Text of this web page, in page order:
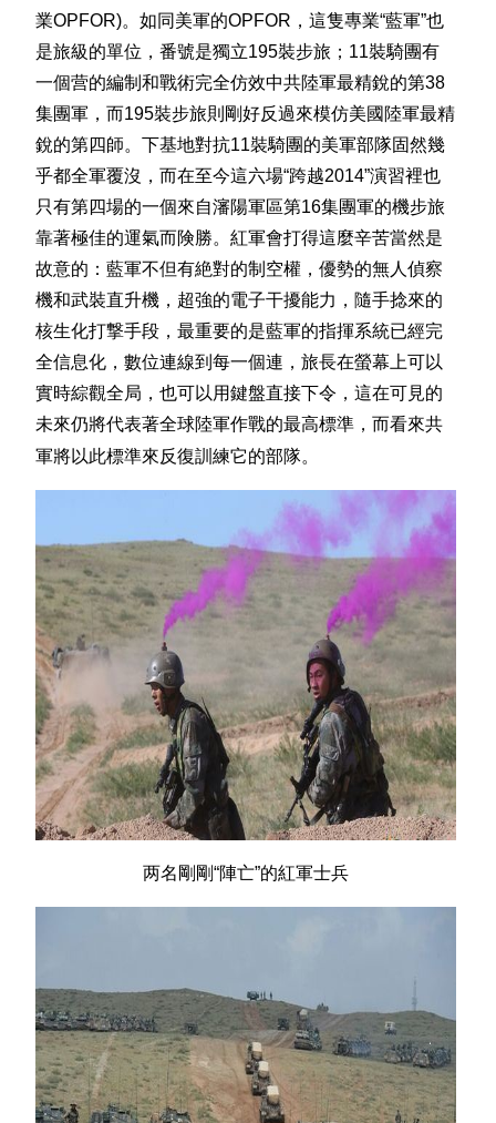
業OPFOR)。如同美軍的OPFOR，這隻專業“藍軍”也
是旅級的單位，番號是獨立195裝步旅；11裝騎團有
一個营的編制和戰術完全仿效中共陸軍最精銳的第38
集團軍，而195裝步旅則剛好反過來模仿美國陸軍最精
銳的第四師。下基地對抗11裝騎團的美軍部隊固然幾
乎都全軍覆沒，而在至今這六場“跨越2014”演習裡也
只有第四場的一個來自瀋陽軍區第16集團軍的機步旅
靠著極佳的運氣而険勝。紅軍會打得這麼辛苦當然是
故意的：藍軍不但有絶對的制空權，優勢的無人偵察
機和武裝直升機，超強的電子干擾能力，隨手捻來的
核生化打撃手段，最重要的是藍軍的指揮系統已經完
全信息化，數位連線到每一個連，旅長在螢幕上可以
實時綜觀全局，也可以用鍵盤直接下令，這在可見的
未來仍將代表著全球陸軍作戰的最高標準，而看來共
軍將以此標準來反復訓練它的部隊。
两名剛剛“陣亡”的紅軍士兵